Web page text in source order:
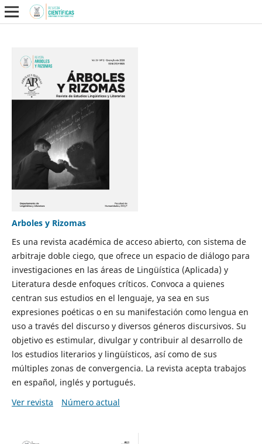
Arboles y Rizomas
Es una revista académica de acceso abierto, con sistema de
arbitraje doble ciego, que ofrece un espacio de diálogo para
investigaciones en las áreas de Lingüística (Aplicada) y
Literatura desde enfoques críticos. Convoca a quienes
centran sus estudios en el lenguaje, ya sea en sus
expresiones poéticas o en su manifestación como lengua en
uso a través del discurso y diversos géneros discursivos. Su
objetivo es estimular, divulgar y contribuir al desarrollo de
los estudios literarios y lingüísticos, así como de sus
múltiples zonas de convergencia. La revista acepta trabajos
en español, inglés y portugués.
Ver revista
Número actual